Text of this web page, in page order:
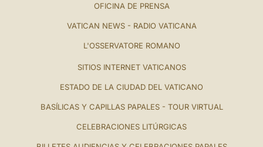
OFICINA DE PRENSA
VATICAN NEWS - RADIO VATICANA
L'OSSERVATORE ROMANO
SITIOS INTERNET VATICANOS
ESTADO DE LA CIUDAD DEL VATICANO
BASÍLICAS Y CAPILLAS PAPALES - TOUR VIRTUAL
CELEBRACIONES LITÚRGICAS